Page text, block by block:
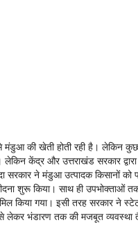
मंडुआ की खेती होती रही है। लेकिन
केंद्र और उत्तराखंड सरकार
सरकार ने मंडुआ उत्पादक किसानों
शुरू किया। साथ ही उपभोक्ताओं
किया गया। इसी तरह सरकार ने
लेकर भंडारण तक की मजबूत व्यवस्था